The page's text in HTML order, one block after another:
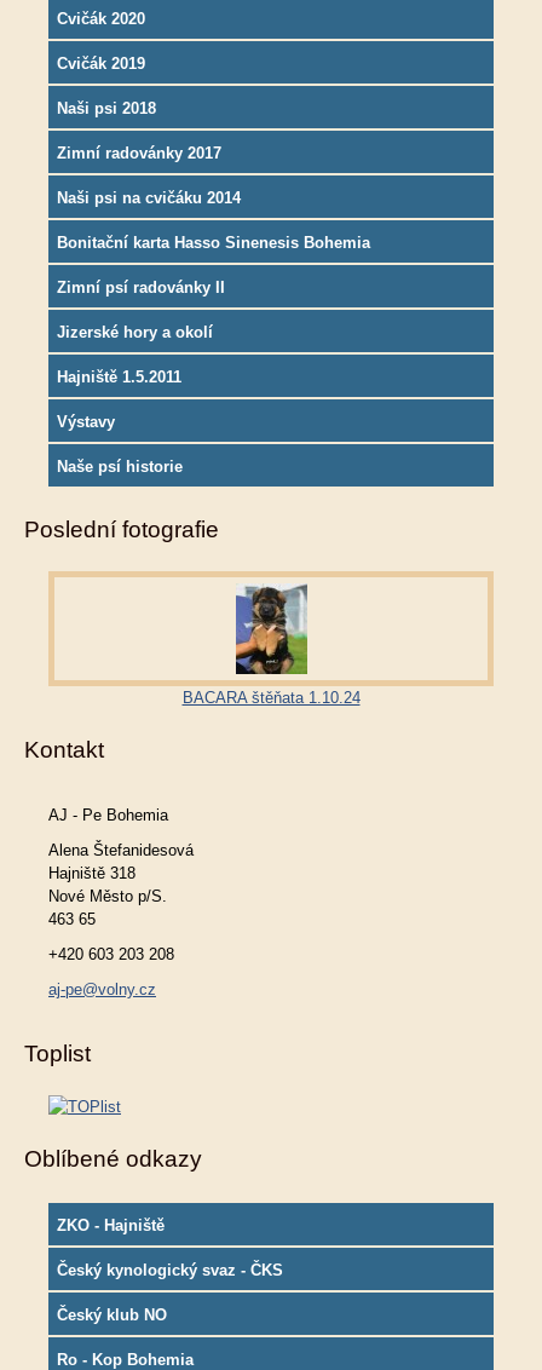
Cvičák 2020
Cvičák 2019
Naši psi 2018
Zimní radovánky 2017
Naši psi na cvičáku 2014
Bonitační karta Hasso Sinenesis Bohemia
Zimní psí radovánky II
Jizerské hory a okolí
Hajniště 1.5.2011
Výstavy
Naše psí historie
Poslední fotografie
BACARA štěňata 1.10.24
Kontakt
AJ - Pe Bohemia
Alena Štefanidesová
Hajniště 318
Nové Město p/S.
463 65
+420 603 203 208
aj-pe@volny.cz
Toplist
Oblíbené odkazy
ZKO - Hajniště
Český kynologický svaz - ČKS
Český klub NO
Ro - Kop Bohemia